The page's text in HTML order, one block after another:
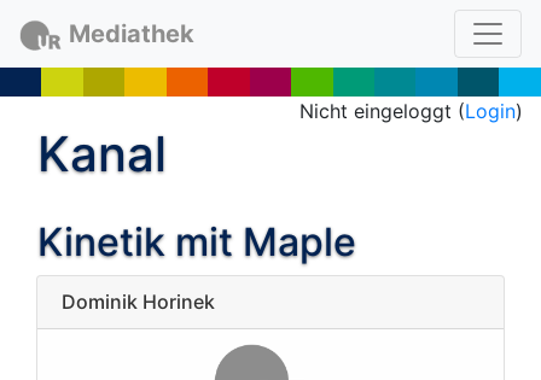
Mediathek
Nicht eingeloggt (Login)
Kanal
Kinetik mit Maple
Dominik Horinek